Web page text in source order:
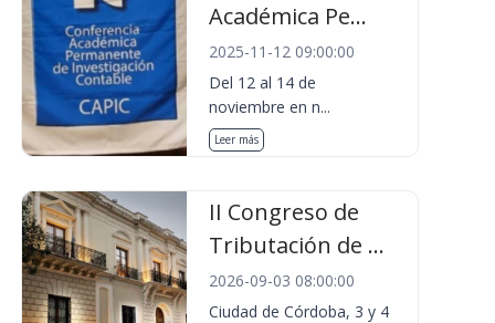
Académica Pe...
2025-11-12 09:00:00
Del 12 al 14 de
noviembre en n...
Leer más
II Congreso de
Tributación de ...
2026-09-03 08:00:00
Ciudad de Córdoba, 3 y 4